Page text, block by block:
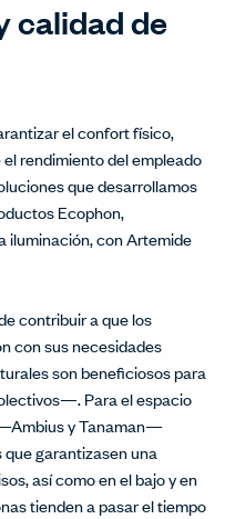
calidad de
el confort físico,
rendimiento del empleado
que desarrollamos
Ecophon,
iluminación, con Artemide
contribuir a que los
con sus necesidades
son beneficiosos para
Para el espacio
y Tanaman—
garantizasen una
así como en el bajo y en
tienden a pasar el tiempo